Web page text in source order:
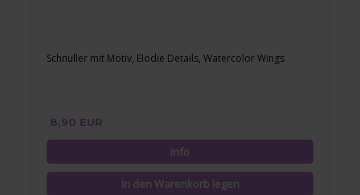
Schnuller mit Motiv, Elodie Details, Watercolor Wings
8,90 EUR